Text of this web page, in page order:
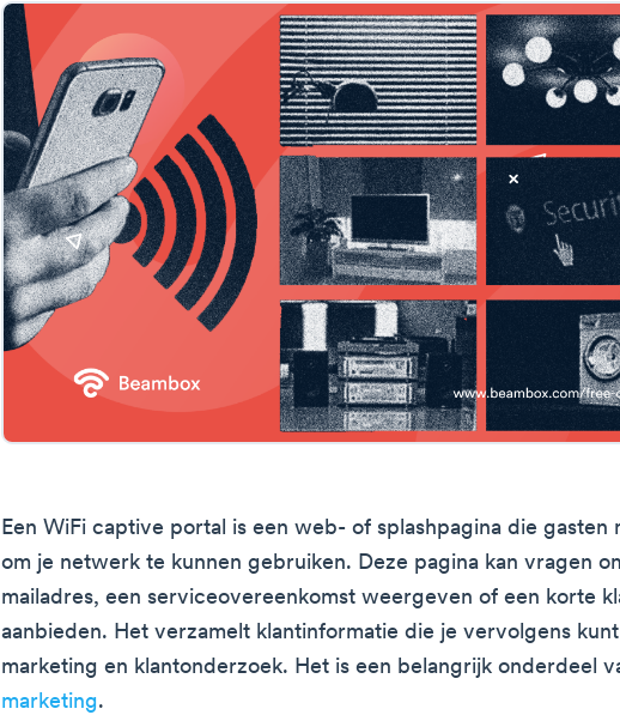
Een WiFi captive portal is een web- of splashpagina die gasten
om je netwerk te kunnen gebruiken. Deze pagina kan vragen
mailadres, een serviceovereenkomst weergeven of een korte
aanbieden. Het verzamelt klantinformatie die je vervolgens
marketing en klantonderzoek. Het is een belangrijk onderdeel
marketing.